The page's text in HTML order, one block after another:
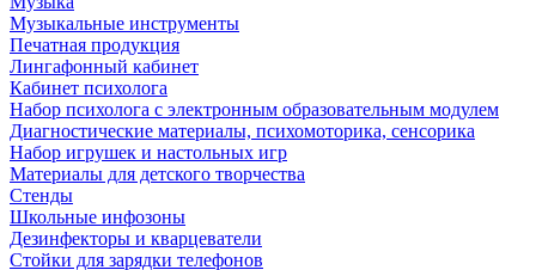
Музыкальные инструменты
Печатная продукция
Лингафонный кабинет
Кабинет психолога
Набор психолога с электронным образовательным модулем
Диагностические материалы, психомоторика, сенсорика
Набор игрушек и настольных игр
Материалы для детского творчества
Стенды
Школьные инфозоны
Дезинфекторы и кварцеватели
Стойки для зарядки телефонов